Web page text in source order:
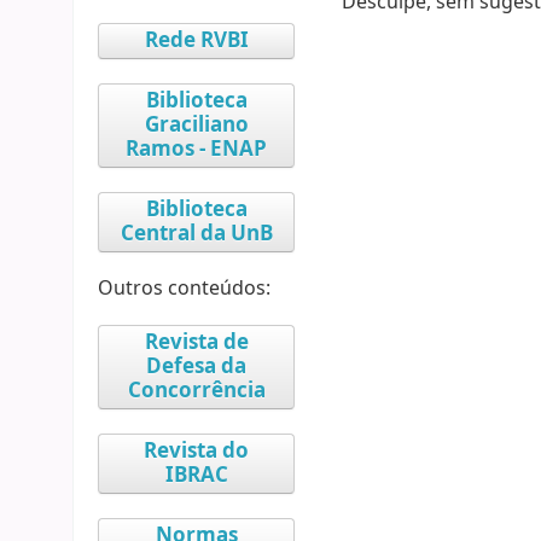
Rede RVBI
Biblioteca
Graciliano
Ramos - ENAP
Biblioteca
Central da UnB
Outros conteúdos:
Revista de
Defesa da
Concorrência
Revista do
IBRAC